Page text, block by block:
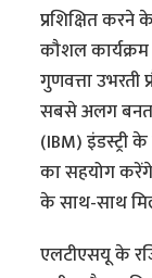
प्रशिक्षित करने
कौशल
गुणवत्ता उभरती
सबसे अलग
(IBM) इंडस्ट्री
का सहयोग करेंगे
के साथ-साथ
एलटीएसयू के